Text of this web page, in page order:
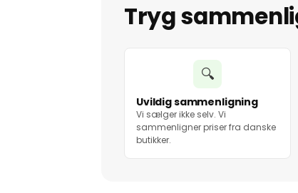
Tryg
🔍
Uvildig sammenligning
Vi sælger ikke selv. Vi
sammenligner priser fra danske
butikker.